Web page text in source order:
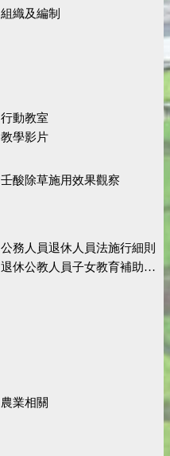
組織及編制
行動教室
教學影片
壬酸除草施用效果觀察
公務人員退休人員法施行細則
退休公教人員子女教育補助規定
農業相關